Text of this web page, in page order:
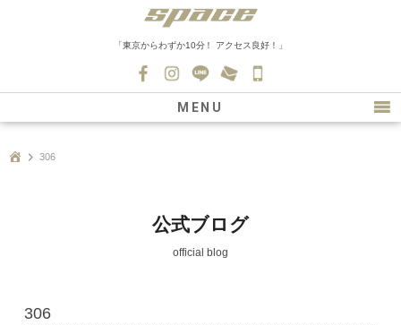
「東京からわずか10分！ アクセス良好！」
0139
MENU
新車情報
在庫車情報
306
公式ブログ
official blog
306